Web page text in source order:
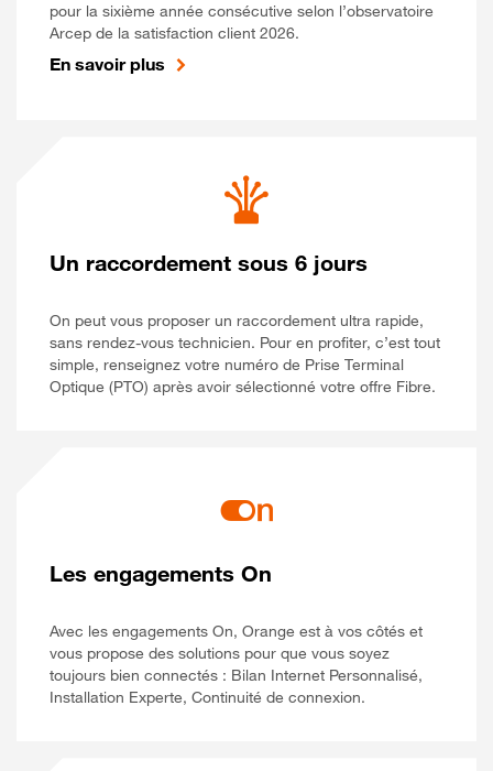
pour la sixième année consécutive selon l’observatoire
Arcep de la satisfaction client 2026.
En savoir plus
Un raccordement sous 6 jours
On peut vous proposer un raccordement ultra rapide,
sans rendez-vous technicien. Pour en profiter, c’est tout
simple, renseignez votre numéro de Prise Terminal
Optique (PTO) après avoir sélectionné votre offre Fibre.
Les engagements On
Avec les engagements On, Orange est à vos côtés et
vous propose des solutions pour que vous soyez
toujours bien connectés : Bilan Internet Personnalisé,
Installation Experte, Continuité de connexion.